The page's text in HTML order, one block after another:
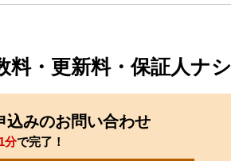
料・更新料・保証人ナシ
込みのお問い合わせ
分で完了！